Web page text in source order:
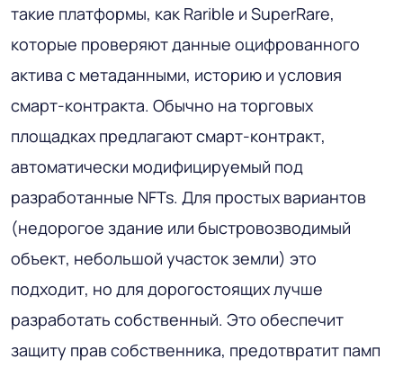
такие платформы, как Rarible и SuperRare,
которые проверяют данные оцифрованного
актива с метаданными, историю и условия
смарт-контракта. Обычно на торговых
площадках предлагают смарт-контракт,
автоматически модифицируемый под
разработанные NFTs. Для простых вариантов
(недорогое здание или быстровозводимый
объект, небольшой участок земли) это
подходит, но для дорогостоящих лучше
разработать собственный. Это обеспечит
защиту прав собственника, предотвратит памп